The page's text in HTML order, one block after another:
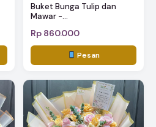
Buket Bunga Tulip dan
Mawar -...
Rp 860.000
Pesan